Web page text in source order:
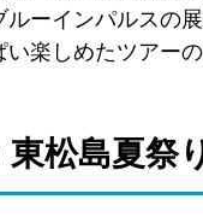
ルーインパルスの
楽しめたツアー
松島夏祭